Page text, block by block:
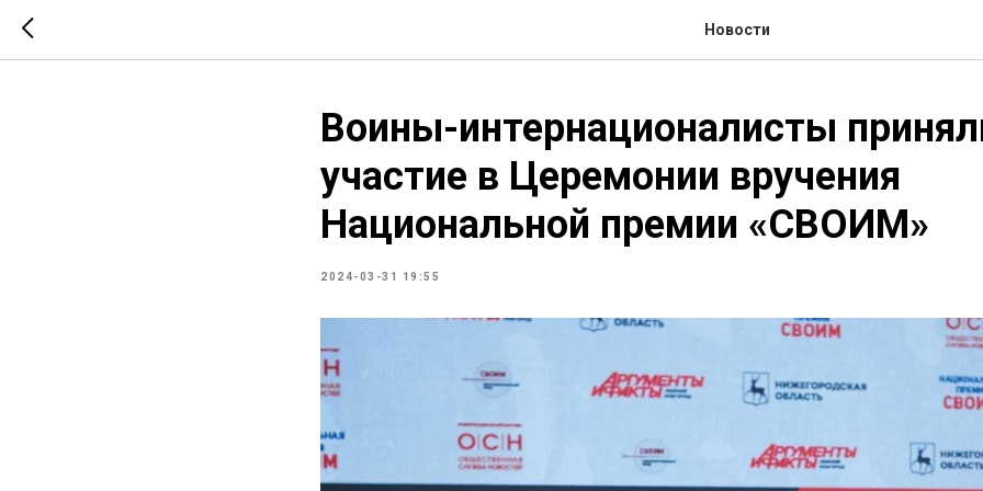
Новости
Воины-интернационалисты
участие в Церемонии вручения
Национальной премии «СВОИМ»
2024-03-31 19:55